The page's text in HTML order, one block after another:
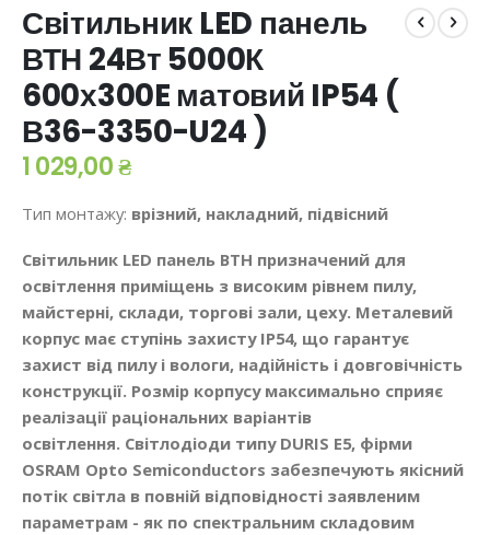
до
початку
галереї
зображень
Світильник LED панель
ВТН 24Вт 5000К
600х300E матовий IP54 (
В36-3350-U24 )
1 029,00 ₴
Тип монтажу: врізний, накладний, підвісний
Світильник LED панель ВТН призначений для
освітлення приміщень з високим рівнем пилу,
майстерні, склади, торгові зали, цеху. Металевий
корпус має ступінь захисту IP54, що гарантує
захист від пилу і вологи, надійність і довговічність
конструкції. Розмір корпусу максимально сприяє
реалізації раціональних варіантів
освітлення. Світлодіоди типу DURIS E5, фірми
OSRAM Opto Semiconductors забезпечують якісний
потік світла в повній відповідності заявленим
параметрам - як по спектральним складовим